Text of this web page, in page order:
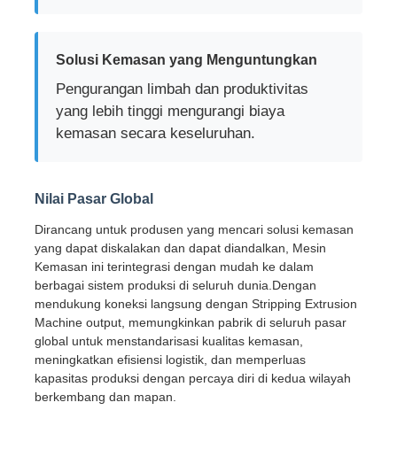
Solusi Kemasan yang Menguntungkan
Pengurangan limbah dan produktivitas
yang lebih tinggi mengurangi biaya
kemasan secara keseluruhan.
Nilai Pasar Global
Dirancang untuk produsen yang mencari solusi kemasan
yang dapat diskalakan dan dapat diandalkan, Mesin
Kemasan ini terintegrasi dengan mudah ke dalam
berbagai sistem produksi di seluruh dunia.Dengan
mendukung koneksi langsung dengan Stripping Extrusion
Machine output, memungkinkan pabrik di seluruh pasar
global untuk menstandarisasi kualitas kemasan,
meningkatkan efisiensi logistik, dan memperluas
kapasitas produksi dengan percaya diri di kedua wilayah
berkembang dan mapan.